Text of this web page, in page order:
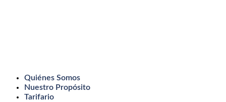
Quiénes Somos
Nuestro Propósito
Tarifario